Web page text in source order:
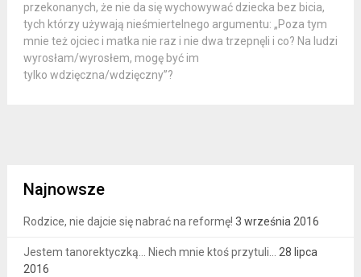
przekonanych, że nie da się wychowywać dziecka bez bicia,
tych którzy używają nieśmiertelnego argumentu: „Poza tym
mnie też ojciec i matka nie raz i nie dwa trzepnęli i co? Na ludzi
wyrosłam/wyrosłem, mogę być im
tylko wdzięczna/wdzięczny”?
Najnowsze
Rodzice, nie dajcie się nabrać na reformę! 3 września 2016
Jestem tanorektyczką… Niech mnie ktoś przytuli… 28 lipca
2016